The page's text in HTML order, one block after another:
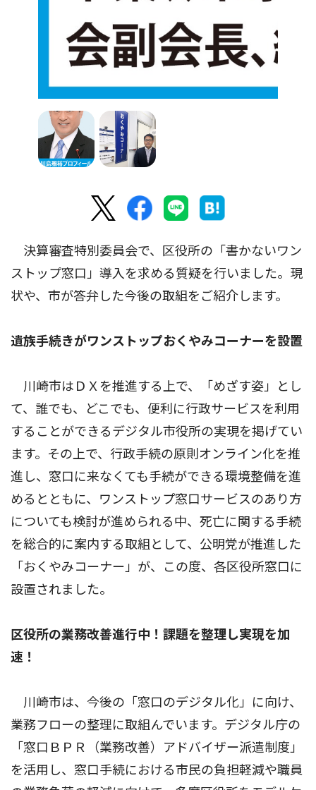
決算審査特別委員会で、区役所の「書かないワン
ストップ窓口」導入を求める質疑を行いました。現
状や、市が答弁した今後の取組をご紹介します。
遺族手続きがワンストップおくやみコーナーを設置
川崎市はＤＸを推進する上で、「めざす姿」とし
て、誰でも、どこでも、便利に行政サービスを利用
することができるデジタル市役所の実現を掲げてい
ます。その上で、行政手続の原則オンライン化を推
進し、窓口に来なくても手続ができる環境整備を進
めるとともに、ワンストップ窓口サービスのあり方
についても検討が進められる中、死亡に関する手続
を総合的に案内する取組として、公明党が推進した
「おくやみコーナー」が、この度、各区役所窓口に
設置されました。
区役所の業務改善進行中！課題を整理し実現を加
速！
川崎市は、今後の「窓口のデジタル化」に向け、
業務フローの整理に取組んでいます。デジタル庁の
「窓口ＢＰＲ（業務改善）アドバイザー派遣制度」
を活用し、窓口手続における市民の負担軽減や職員